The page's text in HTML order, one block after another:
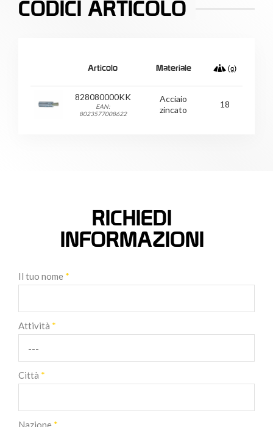
CODICI ARTICOLO
Articolo Materiale
828080000KK
EAN:
8023577008622
Acciaio
zincato
18
RICHIEDI
INFORMAZIONI
Il tuo nome *
Attività *
Città *
Nazione *